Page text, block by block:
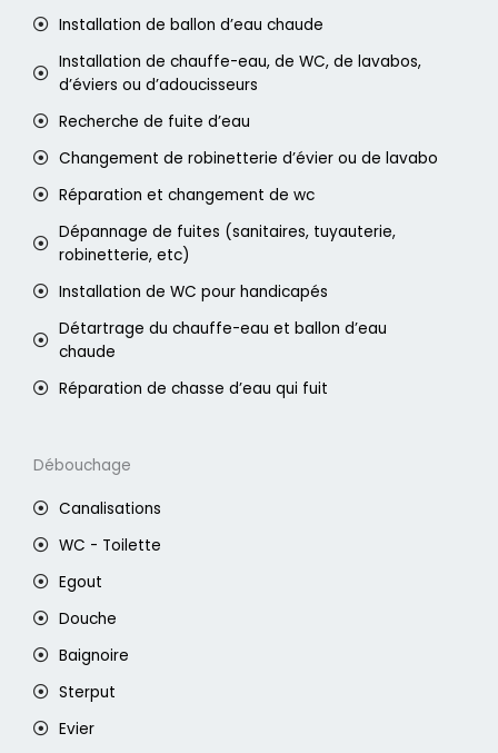
Installation de ballon d’eau chaude
Installation de chauffe-eau, de WC, de lavabos,
d’éviers ou d’adoucisseurs
Recherche de fuite d’eau
Changement de robinetterie d’évier ou de lavabo
Réparation et changement de wc
Dépannage de fuites (sanitaires, tuyauterie,
robinetterie, etc)
Installation de WC pour handicapés
Détartrage du chauffe-eau et ballon d’eau
chaude
Réparation de chasse d’eau qui fuit
Débouchage
Canalisations
WC - Toilette
Egout
Douche
Baignoire
Sterput
Evier